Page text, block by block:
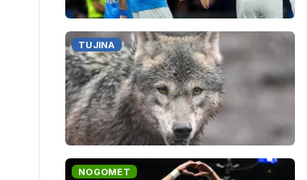
TUJINA
NOGOMET